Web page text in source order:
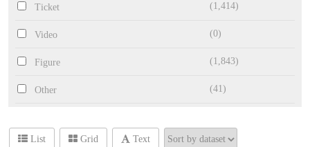
Ticket (1,414)
Video (0)
Figure (1,843)
Other (41)
List Grid Text